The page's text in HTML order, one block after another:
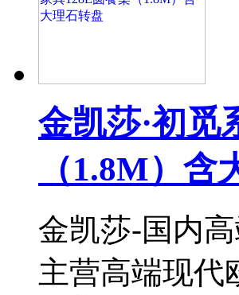
金凯莎·初觅
（1.8M）含
金凯莎-国内
主营高端现代